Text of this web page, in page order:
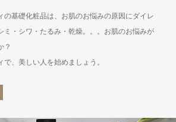
の基礎化粧品は、お肌のお悩みの原因にダイレ
ミ・シワ・たるみ・乾燥。。。お肌のお悩みが
？
、美しい人を始めましょう。